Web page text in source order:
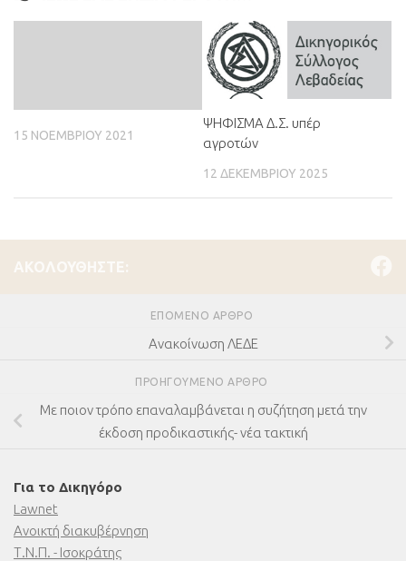
15 ΝΟΕΜΒΡΊΟΥ 2021
ΨΗΦΙΣΜΑ Δ.Σ. υπέρ
αγροτών
12 ΔΕΚΕΜΒΡΊΟΥ 2025
ΑΚΟΛΟΥΘΉΣΤΕ:
ΕΠΌΜΕΝΟ ΆΡΘΡΟ
Ανακοίνωση ΛΕΔΕ
ΠΡΟΗΓΟΎΜΕΝΟ ΆΡΘΡΟ
Με ποιον τρόπο επαναλαμβάνεται η συζήτηση μετά την
έκδοση προδικαστικής- νέα τακτική
Για το Δικηγόρο
Lawnet
Ανοικτή διακυβέρνηση
Τ.Ν.Π. - Ισοκράτης